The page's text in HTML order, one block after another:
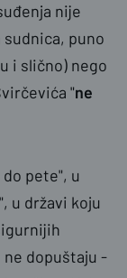
nije
puno
i slično) nego
"ne
pete", u
u državi koju
ne dopuštaju -